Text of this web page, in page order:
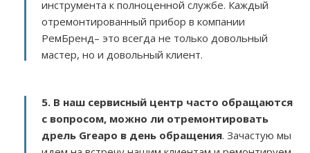
инструмента к полноценной службе. Каждый
отремонтированный прибор в компании
РемБренд– это всегда не только довольный
мастер, но и довольный клиент.
5. В наш сервисный центр часто обращаются
с вопросом, можно ли отремонтировать
дрель Greapo в день обращения. Зачастую мы